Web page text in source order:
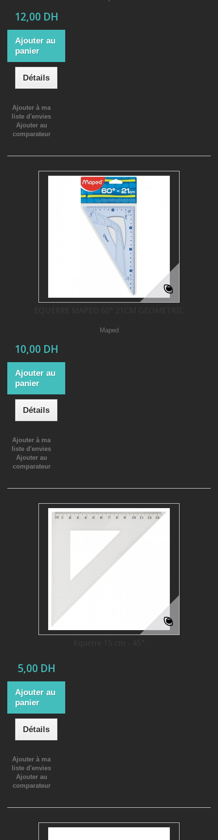
12,00 DH
Ajouter au
panier
Détails
Ajouter à ma
liste d'envies
Ajouter au
comparateur
Maped
10,00 DH
Ajouter au
panier
Détails
Ajouter à ma
liste d'envies
Ajouter au
comparateur
5,00 DH
Ajouter au
panier
Détails
Ajouter à ma
liste d'envies
Ajouter au
comparateur